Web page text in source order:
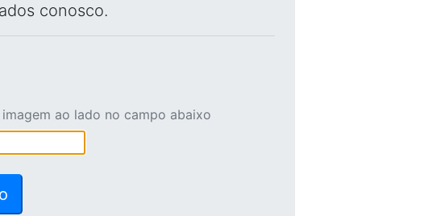
conosco.
ao lado no campo abaixo